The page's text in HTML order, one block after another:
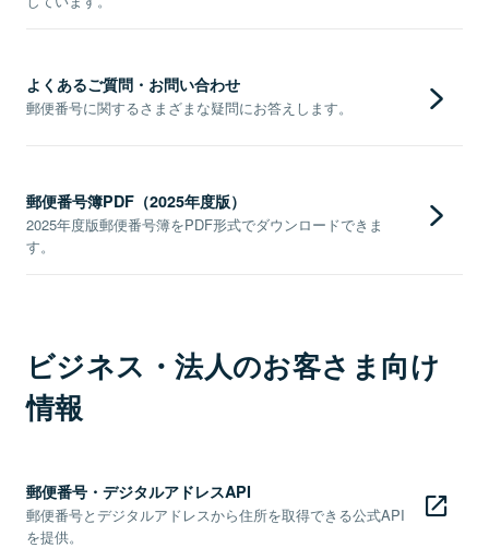
よくあるご質問・お問い合わせ
郵便番号に関するさまざまな疑問にお答えします。
郵便番号簿PDF（2025年度版）
2025年度版郵便番号簿をPDF形式でダウンロードできま
す。
ビジネス・法人のお客さま向け
情報
郵便番号・デジタルアドレスAPI
郵便番号とデジタルアドレスから住所を取得できる公式API
を提供。